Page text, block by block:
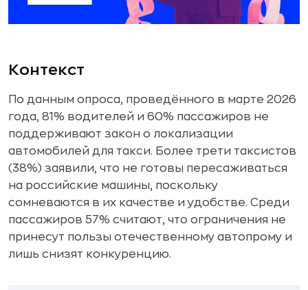
Контекст
По данным опроса, проведённого в марте 2026
года, 81% водителей и 60% пассажиров не
поддерживают закон о локализации
автомобилей для такси. Более трети таксистов
(38%) заявили, что не готовы пересаживаться
на российские машины, поскольку
сомневаются в их качестве и удобстве. Среди
пассажиров 57% считают, что ограничения не
принесут пользы отечественному автопрому и
лишь снизят конкуренцию.